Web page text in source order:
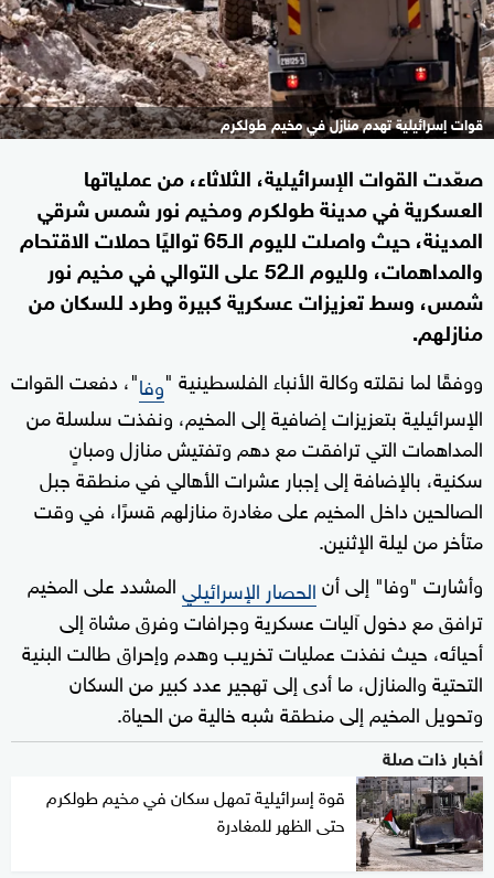
قوات إسرائيلية تهدم منازل في مخيم طولكرم
صعّدت القوات الإسرائيلية، الثلاثاء، من عملياتها
العسكرية في مدينة طولكرم ومخيم نور شمس شرقي
المدينة، حيث واصلت لليوم الـ65 تواليًا حملات الاقتحام
والمداهمات، ولليوم الـ52 على التوالي في مخيم نور
شمس، وسط تعزيزات عسكرية كبيرة وطرد للسكان من
منازلهم.
ووفقًا لما نقلته وكالة الأنباء الفلسطينية "وفا"، دفعت القوات
الإسرائيلية بتعزيزات إضافية إلى المخيم، ونفذت سلسلة من
المداهمات التي ترافقت مع دهم وتفتيش منازل ومبانٍ
سكنية، بالإضافة إلى إجبار عشرات الأهالي في منطقة جبل
الصالحين داخل المخيم على مغادرة منازلهم قسرًا، في وقت
متأخر من ليلة الإثنين.
وأشارت "وفا" إلى أنالحصار الإسرائيليالمشدد على المخيم
ترافق مع دخول آليات عسكرية وجرافات وفرق مشاة إلى
أحيائه، حيث نفذت عمليات تخريب وهدم وإحراق طالت البنية
التحتية والمنازل، ما أدى إلى تهجير عدد كبير من السكان
وتحويل المخيم إلى منطقة شبه خالية من الحياة.
أخبار ذات صلة
قوة إسرائيلية تمهل سكان في مخيم طولكرم
حتى الظهر للمغادرة